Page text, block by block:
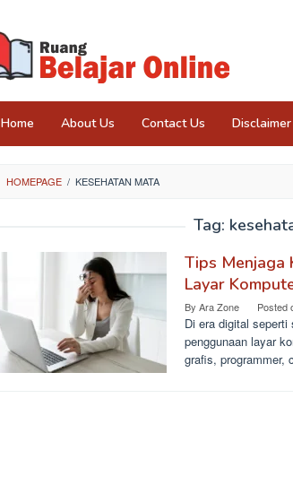
Home About Us Contact Us Disclaimer
HOMEPAGE / KESEHATAN MATA
Tag:
Tips Menjaga
Layar
By Ara Zone Posted
Di era digital
penggunaan layar
grafis,